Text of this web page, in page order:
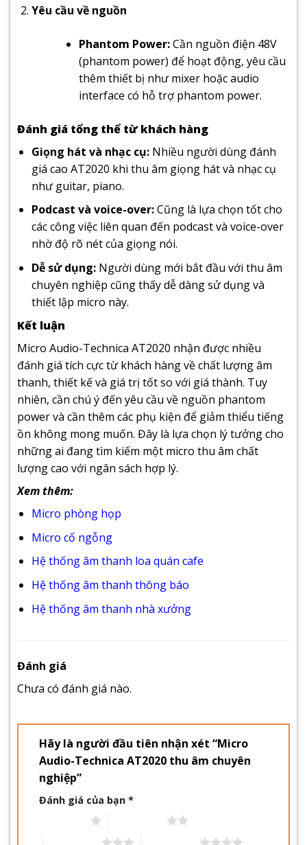
Yêu cầu về nguồn
Phantom Power:Cần nguồn điện 48V
(phantom power) để hoạt động, yêu cầu
thêm thiết bị như mixer hoặc audio
interface có hỗ trợ phantom power.
Đánh giá tổng thể từ khách hàng
Giọng hát và nhạc cụ:Nhiều người dùng đánh
giá cao AT2020 khi thu âm giọng hát và nhạc cụ
như guitar, piano.
Podcast và voice-over:Cũng là lựa chọn tốt cho
các công việc liên quan đến podcast và voice-over
nhờ độ rõ nét của giọng nói.
Dễ sử dụng:Người dùng mới bắt đầu với thu âm
chuyên nghiệp cũng thấy dễ dàng sử dụng và
thiết lập micro này.
Kết luận
Micro Audio-Technica AT2020 nhận được nhiều
đánh giá tích cực từ khách hàng về chất lượng âm
thanh, thiết kế và giá trị tốt so với giá thành. Tuy
nhiên, cần chú ý đến yêu cầu về nguồn phantom
power và cần thêm các phụ kiện để giảm thiểu tiếng
ồn không mong muốn. Đây là lựa chọn lý tưởng cho
những ai đang tìm kiếm một micro thu âm chất
lượng cao với ngân sách hợp lý.
Xem thêm:
Micro phòng họp
Micro cổ ngỗng
Hệ thống âm thanh loa quán cafe
Hệ thống âm thanh thông báo
Hệ thống âm thanh nhà xưởng
Đánh giá
Chưa có đánh giá nào.
Hãy là người đầu tiên nhận xét “Micro
Audio-Technica AT2020 thu âm chuyên
nghiệp”
Đánh giá của bạn *